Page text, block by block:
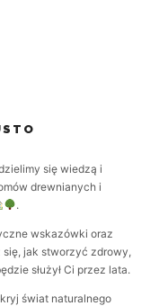
się wiedzą i
drewnianych i
.
wskazówki oraz
jak stworzyć zdrowy,
służył Ci przez lata.
świat naturalnego